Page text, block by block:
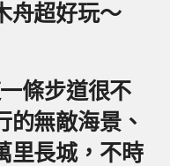
舟超好玩～
條步道很不
的無敵海景、
里長城，不時